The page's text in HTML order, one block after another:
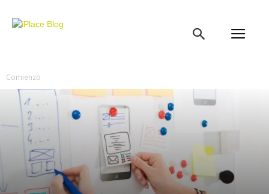
Comienzo